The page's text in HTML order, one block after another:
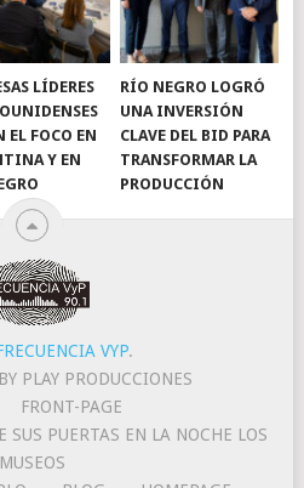
LÍDERES
EL FOCO EN
Y EN
RÍO NEGRO LOGRÓ
UNA INVERSIÓN
CLAVE DEL BID PARA
TRANSFORMAR LA
PRODUCCIÓN
VYP.
PLAY PRODUCCIONES
FRONT-PAGE
SUS PUERTAS EN LA NOCHE LOS
MUSEOS